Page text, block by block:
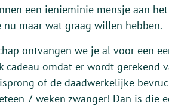
een ienieminie mensje aan
maar wat graag willen hebben.
ontvangen we je al voor een
omdat er wordt gerekend
of de daadwerkelijke
7 weken zwanger! Dan is die